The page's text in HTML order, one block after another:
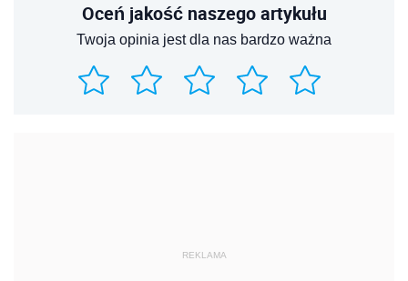
Oceń jakość naszego artykułu
Twoja opinia jest dla nas bardzo ważna
REKLAMA